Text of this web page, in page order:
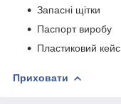
Запасні щітки
Паспорт виробу
Пластиковий кейс
Приховати